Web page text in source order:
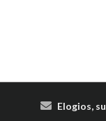
Elogios,